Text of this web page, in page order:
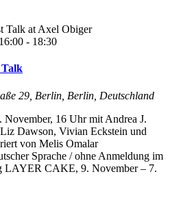
- 18:30
29, Berlin, Berlin, Deutschland
November, 16 Uhr mit Andrea J.
Dawson, Vivian Eckstein und
von Melis Omalar
Sprache / ohne Anmeldung im
LAYER CAKE, 9. November – 7.